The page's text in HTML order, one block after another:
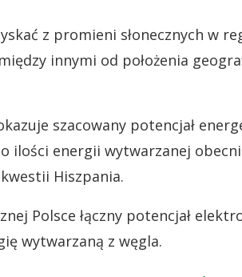
z promieni słonecznych w
innymi od położenia
szacowany potencjał
ilości energii wytwarzanej
Hiszpania.
Polsce łączny potencjał
wytwarzaną z węgla.